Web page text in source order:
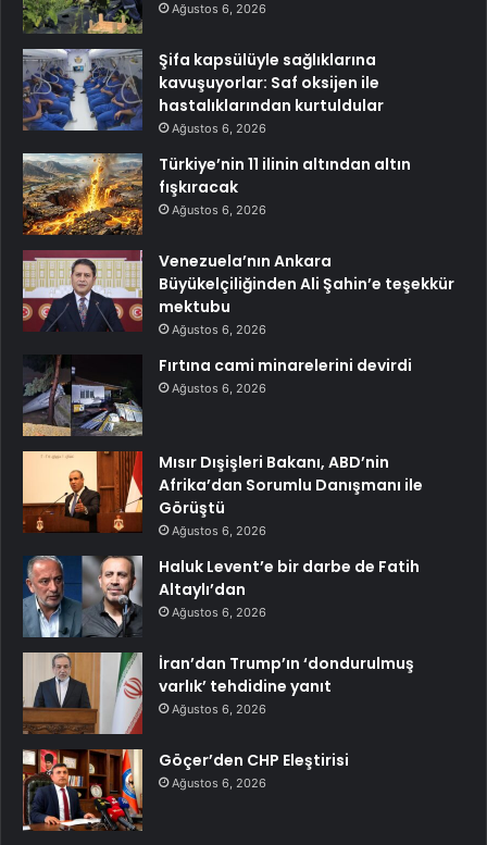
Ağustos 6, 2026
Şifa kapsülüyle sağlıklarına
kavuşuyorlar: Saf oksijen ile
hastalıklarından kurtuldular
Ağustos 6, 2026
Türkiye’nin 11 ilinin altından altın
fışkıracak
Ağustos 6, 2026
Venezuela’nın Ankara
Büyükelçiliğinden Ali Şahin’e teşekkür
mektubu
Ağustos 6, 2026
Fırtına cami minarelerini devirdi
Ağustos 6, 2026
Mısır Dışişleri Bakanı, ABD’nin
Afrika’dan Sorumlu Danışmanı ile
Görüştü
Ağustos 6, 2026
Haluk Levent’e bir darbe de Fatih
Altaylı’dan
Ağustos 6, 2026
İran’dan Trump’ın ‘dondurulmuş
varlık’ tehdidine yanıt
Ağustos 6, 2026
Göçer’den CHP Eleştirisi
Ağustos 6, 2026